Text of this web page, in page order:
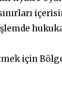
hukuka
için